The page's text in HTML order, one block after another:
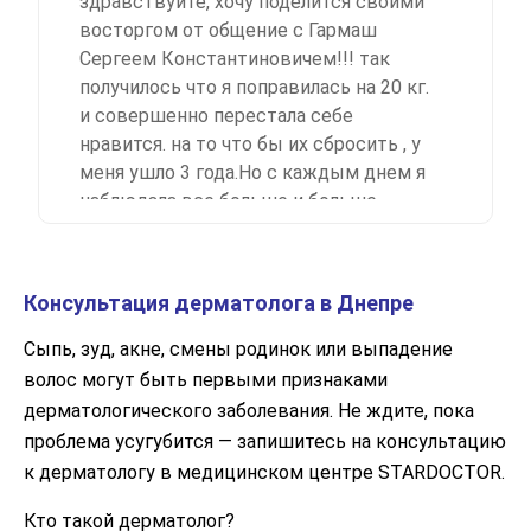
восторгом от общение с Гармаш
Сергеем Константиновичем!!! так
получилось что я поправилась на 20 кг.
и совершенно перестала себе
нравится. на то что бы их сбросить , у
меня ушло 3 года.Но с каждым днем я
наблюдала все больше и больше
бы хоть немного подтянуть кожу рук.
Спорт, массаж, различные крема увы
не давали желаемого результата.И
тогда я начала искать другие способы
решения моей проблемы. Но так как я
переехала жить в Москву, более
радикальные методы стоят немалые
деньги!!! Я уже потеряла надежду... И
Консультация дерматолога в Днепре
Сыпь, зуд, акне, смены родинок или выпадение
волос могут быть первыми признаками
дерматологического заболевания. Не ждите, пока
проблема усугубится — запишитесь на консультацию
к дерматологу в медицинском центре STARDOCTOR.
Кто такой дерматолог?